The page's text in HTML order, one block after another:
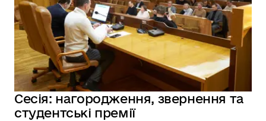
Сесія: нагородження, звернення та
студентські премії